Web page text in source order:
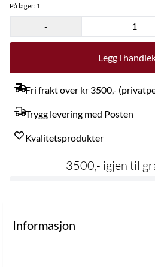
bark og blade, blomsterrakler og
har inspireret forfatteren. I afsnittet Sommer er det blomster,
sommerfugle, forskellige insekter og
inspirationen og i det sidste afsnit, Høst eller efterår, viser bogen et
væld af bær, svampe, blade og træer. Der er i bogen brugt
forskellige teknikker, som f.eks.
tredimentionel syning og
På lager: 1
-
Legg i
Fri frakt over kr 3500,-
Trygg levering med Posten
Kvalitetsprodukter
3500,- igjen til
Informasjon